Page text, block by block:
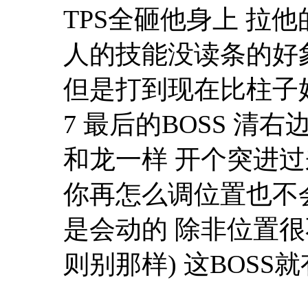
TPS全砸他身上 拉
人的技能没读条的
但是打到现在比柱子
7 最后的BOSS 清右
和龙一样 开个突进
你再怎么调位置也
是会动的 除非位置
则别那样) 这BOSS